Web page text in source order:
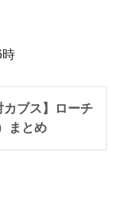
時
カブス】ローチ
まとめ